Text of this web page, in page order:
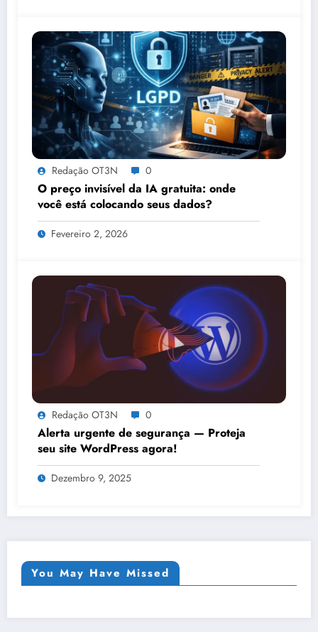
Redação OT3N 0
O preço invisível da IA gratuita: onde
você está colocando seus dados?
Fevereiro 2, 2026
Redação OT3N 0
Alerta urgente de segurança — Proteja
seu site WordPress agora!
Dezembro 9, 2025
You May Have Missed